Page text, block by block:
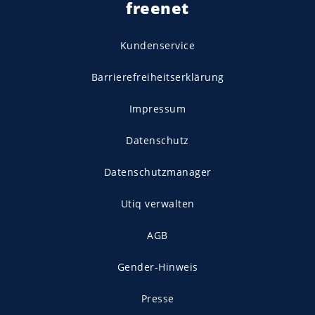
freenet
Kundenservice
Barrierefreiheitserklärung
Impressum
Datenschutz
Datenschutzmanager
Utiq verwalten
AGB
Gender-Hinweis
Presse